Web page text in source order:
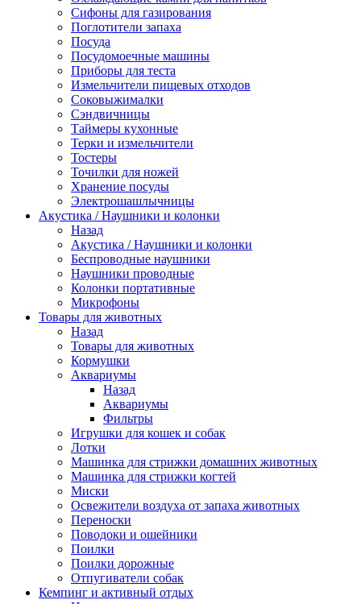
Сифоны для газирования
Поглотители запаха
Посуда
Посудомоечные машины
Приборы для теста
Измельчители пищевых отходов
Cоковыжималки
Сэндвичницы
Таймеры кухонные
Терки и измельчители
Тостеры
Точилки для ножей
Хранение посуды
Электрошашлычницы
Акустика / Наушники и колонки
Назад
Акустика / Наушники и колонки
Беспроводные наушники
Наушники проводные
Колонки портативные
Микрофоны
Товары для животных
Назад
Товары для животных
Кормушки
Аквариумы
Назад
Аквариумы
Фильтры
Игрушки для кошек и собак
Лотки
Машинка для стрижки домашних животных
Машинка для стрижки когтей
Миски
Освежители воздуха от запаха животных
Переноски
Поводоки и ошейники
Поилки
Поилки дорожные
Отпугиватели собак
Кемпинг и активный отдых